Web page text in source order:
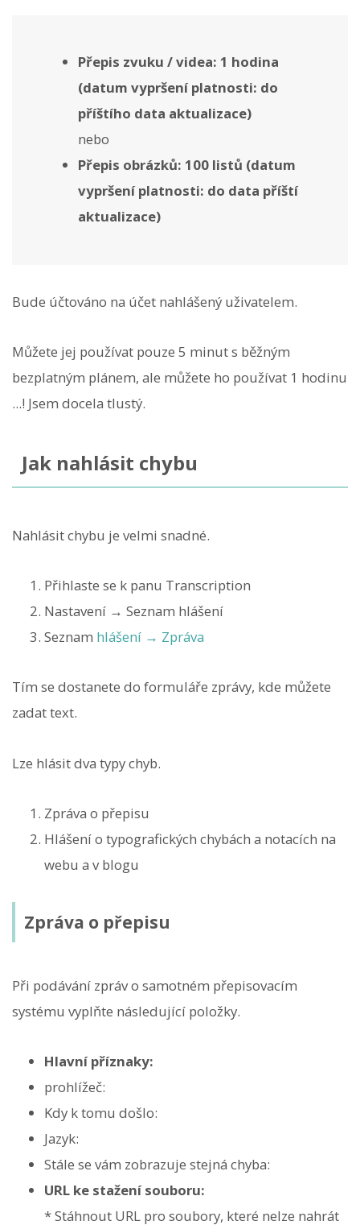
Přepis zvuku / videa: 1 hodina
(datum vypršení platnosti: do
příštího data aktualizace)
nebo
Přepis obrázků: 100 listů (datum
vypršení platnosti: do data příští
aktualizace)
Bude účtováno na účet nahlášený uživatelem.
Můžete jej používat pouze 5 minut s běžným
bezplatným plánem, ale můžete ho používat 1 hodinu
...! Jsem docela tlustý.
Jak nahlásit chybu
Nahlásit chybu je velmi snadné.
Přihlaste se k panu Transcription
Nastavení → Seznam hlášení
Seznam hlášení → Zpráva
Tím se dostanete do formuláře zprávy, kde můžete
zadat text.
Lze hlásit dva typy chyb.
Zpráva o přepisu
Hlášení o typografických chybách a notacích na
webu a v blogu
Zpráva o přepisu
Při podávání zpráv o samotném přepisovacím
systému vyplňte následující položky.
Hlavní příznaky:
prohlížeč:
Kdy k tomu došlo:
Jazyk:
Stále se vám zobrazuje stejná chyba:
URL ke stažení souboru:
* Stáhnout URL pro soubory, které nelze nahrát